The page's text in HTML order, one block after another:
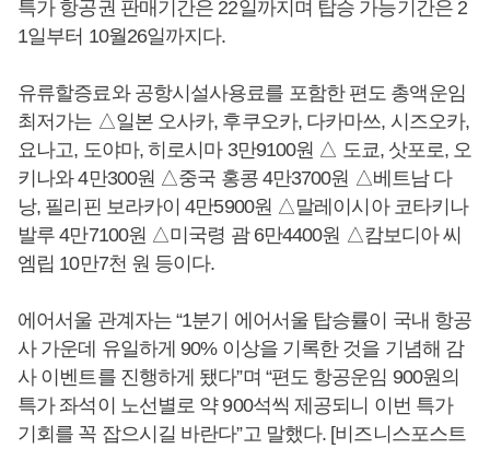
특가 항공권 판매기간은 22일까지며 탑승 가능기간은 2
1일부터 10월26일까지다.
유류할증료와 공항시설사용료를 포함한 편도 총액운임
최저가는 △일본 오사카, 후쿠오카, 다카마쓰, 시즈오카,
요나고, 도야마, 히로시마 3만9100원 △ 도쿄, 삿포로, 오
키나와 4만300원 △중국 홍콩 4만3700원 △베트남 다
낭, 필리핀 보라카이 4만5900원 △말레이시아 코타키나
발루 4만7100원 △미국령 괌 6만4400원 △캄보디아 씨
엠립 10만7천 원 등이다.
에어서울 관계자는 “1분기 에어서울 탑승률이 국내 항공
사 가운데 유일하게 90% 이상을 기록한 것을 기념해 감
사 이벤트를 진행하게 됐다”며 “편도 항공운임 900원의
특가 좌석이 노선별로 약 900석씩 제공되니 이번 특가
기회를 꼭 잡으시길 바란다”고 말했다. [비즈니스포스트